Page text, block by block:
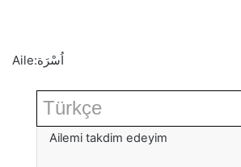
Aile:اُسْرَة
Türkçe
Ailemi takdim edeyim